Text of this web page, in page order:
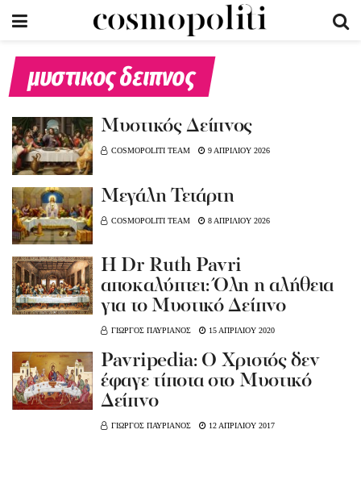
μυστικος δειπνος
Μυστικός Δείπνος
COSMOPOLITI TEAM 9 ΑΠΡΙΛΙΟΥ 2026
Μεγάλη Τετάρτη
COSMOPOLITI TEAM 8 ΑΠΡΙΛΙΟΥ 2026
Η Dr Ruth Pavri
αποκαλύπτει: Όλη η αλήθεια
για το Μυστικό Δείπνο
ΓΙΩΡΓΟΣ ΠΑΥΡΙΑΝΟΣ 15 ΑΠΡΙΛΙΟΥ 2020
Pavripedia: Ο Χριστός δεν
έφαγε τίποτα στο Μυστικό
Δείπνο
ΓΙΩΡΓΟΣ ΠΑΥΡΙΑΝΟΣ 12 ΑΠΡΙΛΙΟΥ 2017